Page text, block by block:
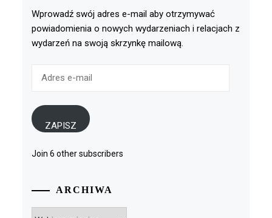
Wprowadź swój adres e-mail aby otrzymywać
powiadomienia o nowych wydarzeniach i relacjach z
wydarzeń na swoją skrzynkę mailową.
ZAPISZ
Join 6 other subscribers
ARCHIWA